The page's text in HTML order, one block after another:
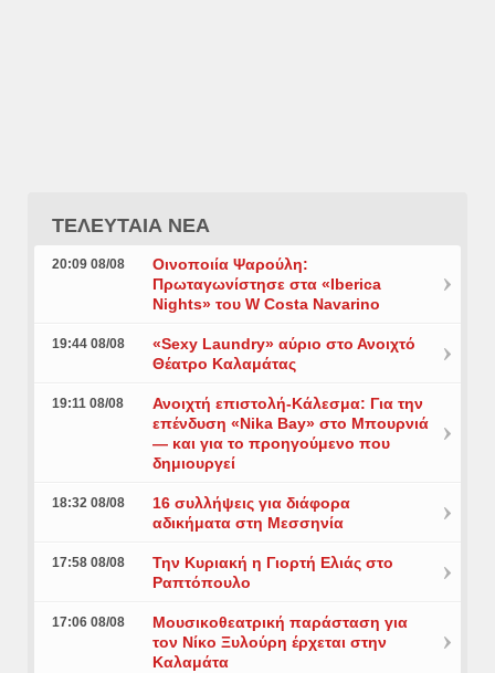
ΤΕΛΕΥΤΑΙΑ ΝΕΑ
20:09 08/08
Οινοποιία Ψαρούλη:
Πρωταγωνίστησε στα «Iberica
Nights» του W Costa Navarino
19:44 08/08
«Sexy Laundry» αύριο στο Ανοιχτό
Θέατρο Καλαμάτας
19:11 08/08
Ανοιχτή επιστολή-Κάλεσμα: Για την
επένδυση «Nika Bay» στο Μπουρνιά
— και για το προηγούμενο που
δημιουργεί
18:32 08/08
16 συλλήψεις για διάφορα
αδικήματα στη Μεσσηνία
17:58 08/08
Την Κυριακή η Γιορτή Ελιάς στο
Ραπτόπουλο
17:06 08/08
Μουσικοθεατρική παράσταση για
τον Νίκο Ξυλούρη έρχεται στην
Καλαμάτα